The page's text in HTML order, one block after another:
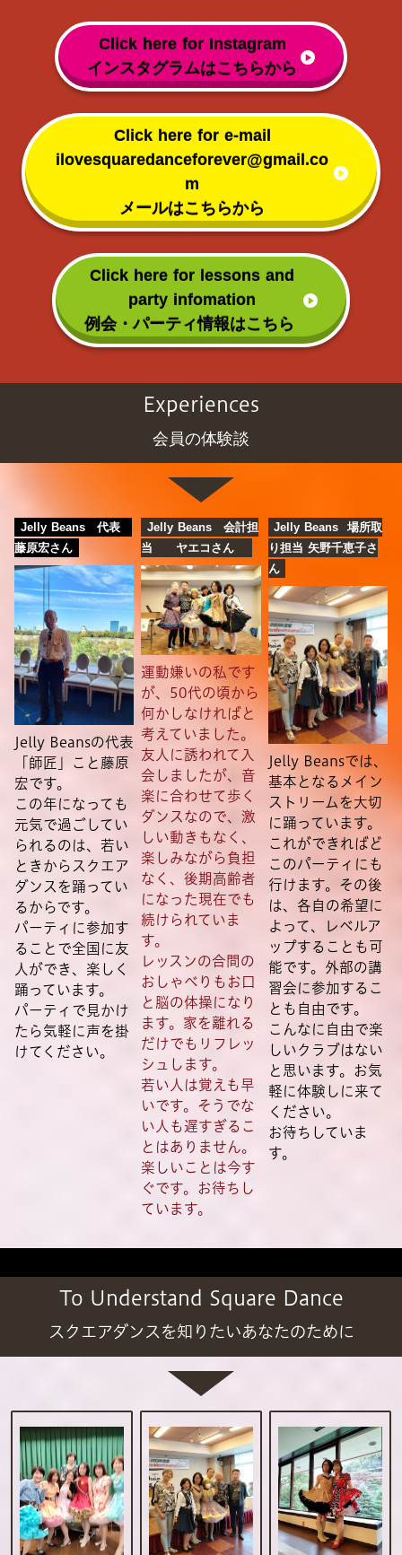
Click here for Instagram
インスタグラムはこちらから
Click here for e-mail
ilovesquaredanceforever@gmail.co
m
メールはこちらから
Click here for lessons and
party infomation
例会・パーティ情報はこちら
Experiences
会員の体験談
Jelly Beans 代表
藤原宏さん
Jelly Beansの代表
「師匠」こと藤原
宏です。
この年になっても
元気で過ごしてい
られるのは、若い
ときからスクエア
ダンスを踊ってい
るからです。
パーティに参加す
ることで全国に友
人ができ、楽しく
踊っています。
パーティで見かけ
たら気軽に声を掛
けてください。
Jelly Beans 会計担
当 ヤエコさん
運動嫌いの私です
が、50代の頃から
何かしなければと
考えていました。
友人に誘われて入
会しましたが、音
楽に合わせて歩く
ダンスなので、激
しい動きもなく、
楽しみながら負担
なく、後期高齢者
になった現在でも
続けられていま
す。
レッスンの合間の
おしゃべりもお口
と脳の体操になり
ます。家を離れる
だけでもリフレッ
シュします。
若い人は覚えも早
いです。そうでな
い人も遅すぎるこ
とはありません。
楽しいことは今す
ぐです。お待ちし
ています。
Jelly Beans 場所取
り担当 矢野千恵子さ
ん
Jelly Beansでは、
基本となるメイン
ストリームを大切
に踊っています。
これができればど
このパーティにも
行けます。その後
は、各自の希望に
よって、レベルア
ップすることも可
能です。外部の講
習会に参加するこ
とも自由です。
こんなに自由で楽
しいクラブはない
と思います。お気
軽に体験しに来て
ください。
お待ちしていま
す。
To Understand Square Dance
スクエアダンスを知りたいあなたのために